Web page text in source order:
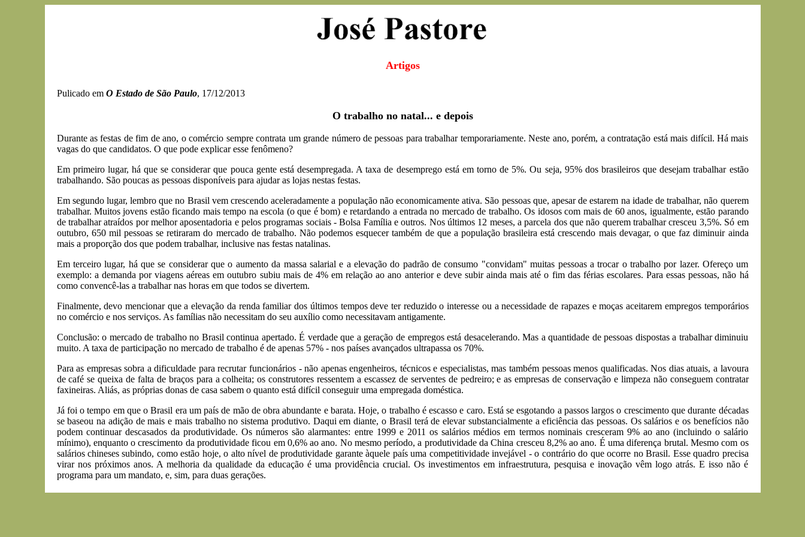
Artigos
Pulicado em O Estado de São Paulo, 17/12/2013
O trabalho no natal... e depois
Durante as festas de fim de ano, o comércio sempre contrata um grande número de pessoas para trabalhar temporariamente. Neste ano, porém, a contratação está mais difícil. Há mais
vagas do que candidatos. O que pode explicar esse fenômeno?
Em primeiro lugar, há que se considerar que pouca gente está desempregada. A taxa de desemprego está em torno de 5%. Ou seja, 95% dos brasileiros que desejam trabalhar estão
trabalhando. São poucas as pessoas disponíveis para ajudar as lojas nestas festas.
Em segundo lugar, lembro que no Brasil vem crescendo aceleradamente a população não economicamente ativa. São pessoas que, apesar de estarem na idade de trabalhar, não querem
trabalhar. Muitos jovens estão ficando mais tempo na escola (o que é bom) e retardando a entrada no mercado de trabalho. Os idosos com mais de 60 anos, igualmente, estão parando
de trabalhar atraídos por melhor aposentadoria e pelos programas sociais - Bolsa Família e outros. Nos últimos 12 meses, a parcela dos que não querem trabalhar cresceu 3,5%. Só em
outubro, 650 mil pessoas se retiraram do mercado de trabalho. Não podemos esquecer também de que a população brasileira está crescendo mais devagar, o que faz diminuir ainda
mais a proporção dos que podem trabalhar, inclusive nas festas natalinas.
Em terceiro lugar, há que se considerar que o aumento da massa salarial e a elevação do padrão de consumo "convidam" muitas pessoas a trocar o trabalho por lazer. Ofereço um
exemplo: a demanda por viagens aéreas em outubro subiu mais de 4% em relação ao ano anterior e deve subir ainda mais até o fim das férias escolares. Para essas pessoas, não há
como convencê-las a trabalhar nas horas em que todos se divertem.
Finalmente, devo mencionar que a elevação da renda familiar dos últimos tempos deve ter reduzido o interesse ou a necessidade de rapazes e moças aceitarem empregos temporários
no comércio e nos serviços. As famílias não necessitam do seu auxílio como necessitavam antigamente.
Conclusão: o mercado de trabalho no Brasil continua apertado. É verdade que a geração de empregos está desacelerando. Mas a quantidade de pessoas dispostas a trabalhar diminuiu
muito. A taxa de participação no mercado de trabalho é de apenas 57% - nos países avançados ultrapassa os 70%.
Para as empresas sobra a dificuldade para recrutar funcionários - não apenas engenheiros, técnicos e especialistas, mas também pessoas menos qualificadas. Nos dias atuais, a lavoura
de café se queixa de falta de braços para a colheita; os construtores ressentem a escassez de serventes de pedreiro; e as empresas de conservação e limpeza não conseguem contratar
faxineiras. Aliás, as próprias donas de casa sabem o quanto está difícil conseguir uma empregada doméstica.
Já foi o tempo em que o Brasil era um país de mão de obra abundante e barata. Hoje, o trabalho é escasso e caro. Está se esgotando a passos largos o crescimento que durante décadas
se baseou na adição de mais e mais trabalho no sistema produtivo. Daqui em diante, o Brasil terá de elevar substancialmente a eficiência das pessoas. Os salários e os benefícios não
podem continuar descasados da produtividade. Os números são alarmantes: entre 1999 e 2011 os salários médios em termos nominais cresceram 9% ao ano (incluindo o salário
mínimo), enquanto o crescimento da produtividade ficou em 0,6% ao ano. No mesmo período, a produtividade da China cresceu 8,2% ao ano. É uma diferença brutal. Mesmo com os
salários chineses subindo, como estão hoje, o alto nível de produtividade garante àquele país uma competitividade invejável - o contrário do que ocorre no Brasil. Esse quadro precisa
virar nos próximos anos. A melhoria da qualidade da educação é uma providência crucial. Os investimentos em infraestrutura, pesquisa e inovação vêm logo atrás. E isso não é
programa para um mandato, e, sim, para duas gerações.